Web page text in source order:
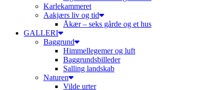
Karlekammeret
Aakjærs liv og tid
Åkær – seks gårde og et hus
GALLERI
Baggrund
Himmellegemer og luft
Baggrundsbilleder
Salling landskab
Naturen
Vilde urter